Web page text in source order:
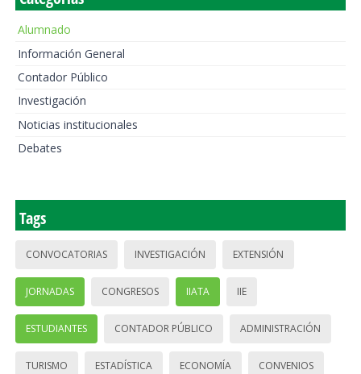
Alumnado
Información General
Contador Público
Investigación
Noticias institucionales
Debates
Tags
CONVOCATORIAS INVESTIGACIÓN EXTENSIÓN
JORNADAS CONGRESOS IIATA IIE
ESTUDIANTES CONTADOR PÚBLICO ADMINISTRACIÓN
TURISMO ESTADÍSTICA ECONOMÍA CONVENIOS